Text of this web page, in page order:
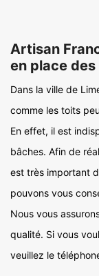
Artisan
en place
Dans la ville de
comme les toits
En effet, il est
bâches. Afin de
est très important
pouvons vous
Nous vous
qualité. Si vous
veuillez le